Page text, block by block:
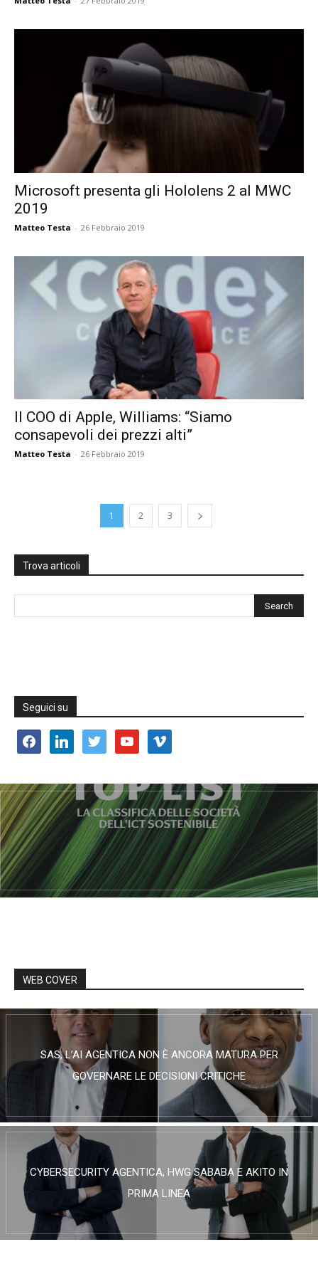
Microsoft presenta gli Hololens 2 al MWC
2019
Matteo Testa - 26 Febbraio 2019
Il COO di Apple, Williams: “Siamo
consapevoli dei prezzi alti”
Matteo Testa - 26 Febbraio 2019
1 2 3
Trova articoli
Seguici su
facebooklinkedin twitter youtube vimeo
WEB COVER
SAS, L’AI AGENTICA NON È ANCORA MATURA PER
GOVERNARE LE DECISIONI CRITICHE
CYBERSECURITY AGENTICA, HWG SABABA E AKITO IN
PRIMA LINEA